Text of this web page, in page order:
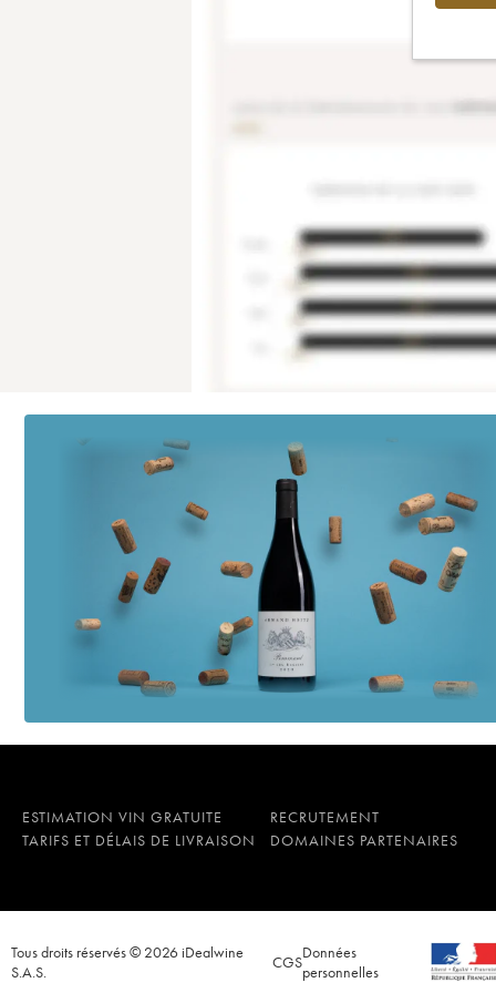
ESTIMATION VIN GRATUITE
RECRUTEMENT
TARIFS ET DÉLAIS DE LIVRAISON
DOMAINES PARTENAIRES
Tous droits réservés © 2026 iDealwine
S.A.S.
CGSDonnées
personnelles